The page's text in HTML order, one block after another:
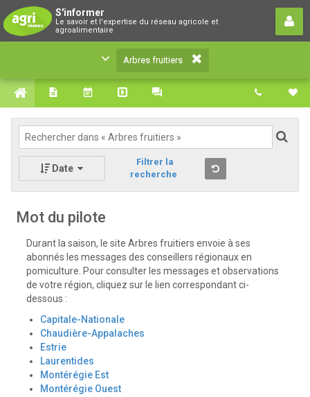
S'informer
Le savoir et l'expertise du réseau agricole et
agroalimentaire
Arbres fruitiers
Le savoir et l'expertise du réseau agricole et
agroalimentaire
Arbres fruitiers
Date
Filtrer la
recherche
Mot du pilote
Durant la saison, le site Arbres fruitiers envoie à ses
abonnés les messages des conseillers régionaux en
pomiculture. Pour consulter les messages et observations
de votre région, cliquez sur le lien correspondant ci-
dessous :
Capitale-Nationale
Chaudière-Appalaches
Estrie
Laurentides
Montérégie Est
Montérégie Ouest